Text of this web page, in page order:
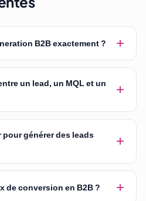
B2B exactement ? +
un lead, un MQL et un
+
générer des leads
+
de conversion en B2B ? +